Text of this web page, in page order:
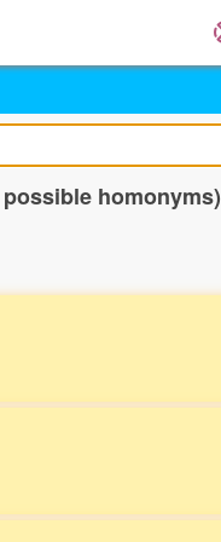
homonyms)